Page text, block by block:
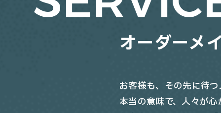
オーダーメ
お客様も、その先に待
本当の意味で、人々が